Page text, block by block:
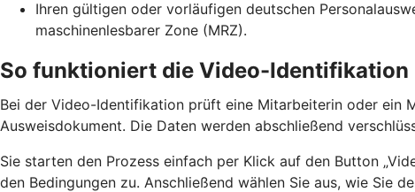
Ihren gültigen oder vorläufigen deutschen
maschinenlesbarer Zone (MRZ).
So funktioniert die Video-Identifikation
Bei der Video-Identifikation prüft eine Mitarbeiterin oder ein
Ausweisdokument. Die Daten werden abschließend
Sie starten den Prozess einfach per Klick auf den Button
den Bedingungen zu. Anschließend wählen Sie aus, wie Sie